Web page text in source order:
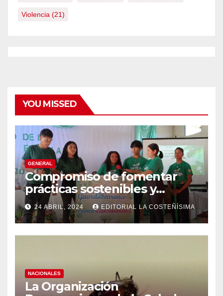
Violencia (21)
YOU MISSED
GENERAL
Compromiso de fomentar
prácticas sostenibles y
conciencia ecológica en las
instituciones educativas
24 ABRIL, 2024 EDITORIAL LA COSTEÑÍSIMA
NACIONALES
La Organización